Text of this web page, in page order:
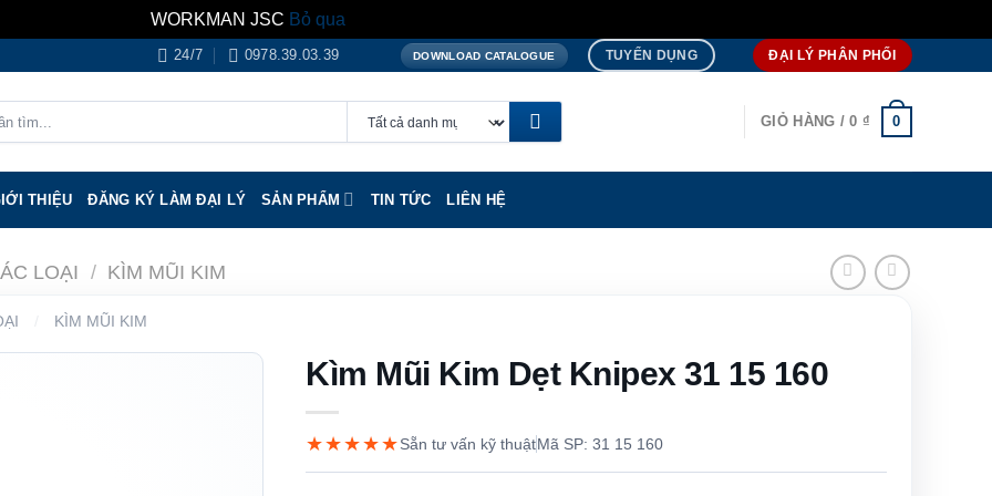
WORKMAN JSC Bỏ qua
24/7 0978.39.03.39 DOWNLOAD CATALOGUE TUYỂN DỤNG ĐẠI LÝ PHÂN PHỐI
GIỎ HÀNG /0 ₫ 0
THIỆU ĐĂNG KÝ LÀM ĐẠI LÝ SẢN PHẨM TIN TỨC LIÊN HỆ
LOẠI / KÌM MŨI KIM
KÌM MŨI KIM
Kìm Mũi Kim Dẹt Knipex 31 15 160
★★★★★Sẵn tư vấn kỹ thuậtMã SP: 31 15 160